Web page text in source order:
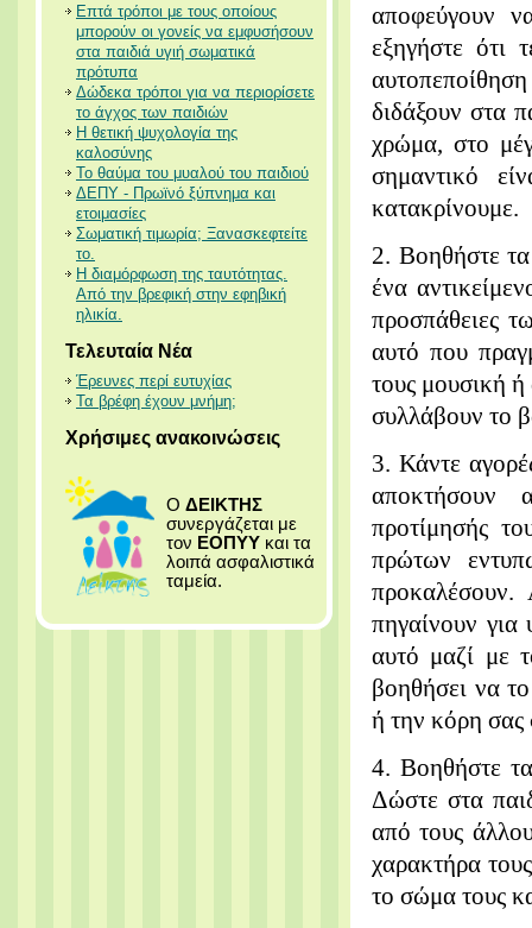
Επτά τρόποι με τους οποίους
μπορούν οι γονείς να εμφυσήσουν
στα παιδιά υγιή σωματικά
πρότυπα
Δώδεκα τρόποι για να περιορίσετε
το άγχος των παιδιών
Η θετική ψυχολογία της
καλοσύνης
Το θαύμα του μυαλού του παιδιού
ΔΕΠΥ - Πρωϊνό ξύπνημα και
ετοιμασίες
Σωματική τιμωρία; Ξανασκεφτείτε
το.
Η διαμόρφωση της ταυτότητας.
Από την βρεφική στην εφηβική
ηλικία.
Τελευταία Νέα
Έρευνες περί ευτυχίας
Τα βρέφη έχουν μνήμη;
Χρήσιμες ανακοινώσεις
Ο ΔΕΙΚΤΗΣ
συνεργάζεται με
τον ΕΟΠΥΥ και τα
λοιπά ασφαλιστικά
ταμεία.
αποφεύγουν
εξηγήστε ότι
διδάξουν στα
χρώμα, στο
σημαντικό
κατακρίνουμε.
2. Βοηθήστε τα
ένα
προσπάθειες
αυτό που
τους μουσική ή
συλλάβουν το
3. Κάντε
αποκτήσουν
προτίμησής
πρώτων
προκαλέσουν.
πηγαίνουν για
αυτό μαζί με
βοηθήσει να
ή την κόρη σας
4. Βοηθήστε
Δώστε στα
από τους
χαρακτήρα
το σώμα τους